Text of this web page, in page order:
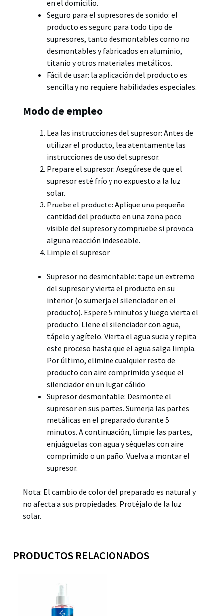
en el domicilio.
Seguro para el supresores de sonido: el
producto es seguro para todo tipo de
supresores, tanto desmontables como no
desmontables y fabricados en aluminio,
titanio y otros materiales metálicos.
Fácil de usar: la aplicación del producto es
sencilla y no requiere habilidades especiales.
Modo de empleo
Lea las instrucciones del supresor: Antes de
utilizar el producto, lea atentamente las
instrucciones de uso del supresor.
Prepare el supresor: Asegúrese de que el
supresor esté frío y no expuesto a la luz
solar.
Pruebe el producto: Aplique una pequeña
cantidad del producto en una zona poco
visible del supresor y compruebe si provoca
alguna reacción indeseable.
Limpie el supresor
Supresor no desmontable: tape un extremo
del supresor y vierta el producto en su
interior (o sumerja el silenciador en el
producto). Espere 5 minutos y luego vierta el
producto. Llene el silenciador con agua,
tápelo y agítelo. Vierta el agua sucia y repita
este proceso hasta que el agua salga limpia.
Por último, elimine cualquier resto de
producto con aire comprimido y seque el
silenciador en un lugar cálido
Supresor desmontable: Desmonte el
supresor en sus partes. Sumerja las partes
metálicas en el preparado durante 5
minutos. A continuación, limpie las partes,
enjuáguelas con agua y séquelas con aire
comprimido o un paño. Vuelva a montar el
supresor.
Nota: El cambio de color del preparado es natural y
no afecta a sus propiedades. Protéjalo de la luz
solar.
PRODUCTOS RELACIONADOS